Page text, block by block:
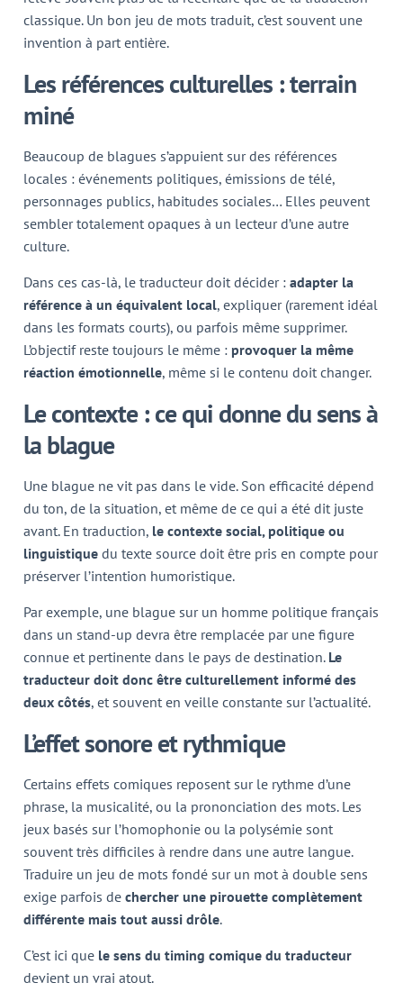
classique. Un bon jeu de mots traduit, c’est souvent une
invention à part entière.
Les références culturelles : terrain
miné
Beaucoup de blagues s’appuient sur des références
locales : événements politiques, émissions de télé,
personnages publics, habitudes sociales… Elles peuvent
sembler totalement opaques à un lecteur d’une autre
culture.
Dans ces cas-là, le traducteur doit décider : adapter la
référence à un équivalent local, expliquer (rarement idéal
dans les formats courts), ou parfois même supprimer.
L’objectif reste toujours le même : provoquer la même
réaction émotionnelle, même si le contenu doit changer.
Le contexte : ce qui donne du sens à
la blague
Une blague ne vit pas dans le vide. Son efficacité dépend
du ton, de la situation, et même de ce qui a été dit juste
avant. En traduction, le contexte social, politique ou
linguistique du texte source doit être pris en compte pour
préserver l’intention humoristique.
Par exemple, une blague sur un homme politique français
dans un stand-up devra être remplacée par une figure
connue et pertinente dans le pays de destination. Le
traducteur doit donc être culturellement informé des
deux côtés, et souvent en veille constante sur l’actualité.
L’effet sonore et rythmique
Certains effets comiques reposent sur le rythme d’une
phrase, la musicalité, ou la prononciation des mots. Les
jeux basés sur l’homophonie ou la polysémie sont
souvent très difficiles à rendre dans une autre langue.
Traduire un jeu de mots fondé sur un mot à double sens
exige parfois de chercher une pirouette complètement
différente mais tout aussi drôle.
C’est ici que le sens du timing comique du traducteur
devient un vrai atout.